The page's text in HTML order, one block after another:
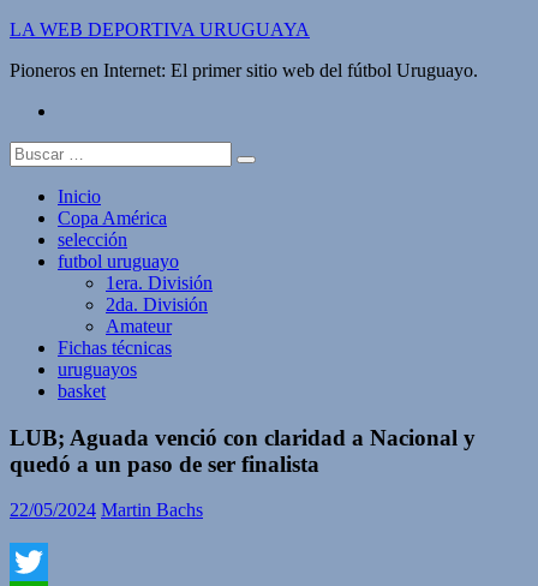
Saltar
contenido
LA WEB DEPORTIVA URUGUAYA
Pioneros en Internet: El primer sitio web del fútbol Uruguayo.
Buscar:
Inicio
Copa América
selección
futbol uruguayo
1era. División
2da. División
Amateur
Fichas técnicas
uruguayos
basket
LUB; Aguada venció con claridad a Nacional y
quedó a un paso de ser finalista
22/05/2024 Martin Bachs